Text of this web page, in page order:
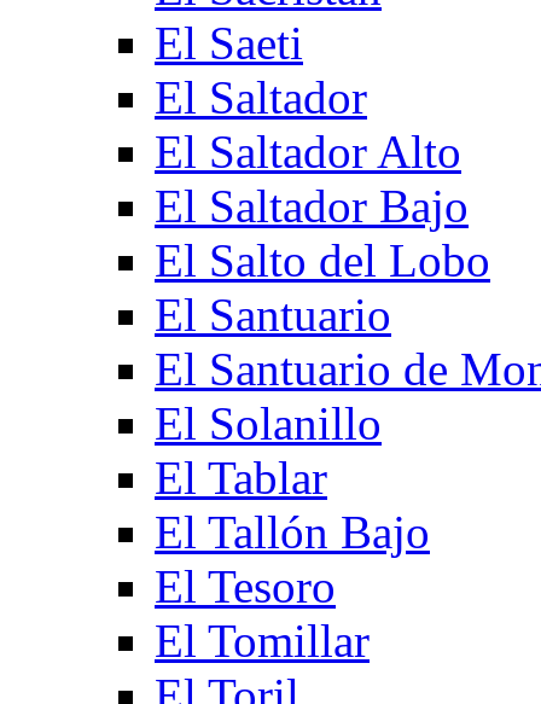
El Saeti
El Saltador
El Saltador Alto
El Saltador Bajo
El Salto del Lobo
El Santuario
El Santuario de
El Solanillo
El Tablar
El Tallón Bajo
El Tesoro
El Tomillar